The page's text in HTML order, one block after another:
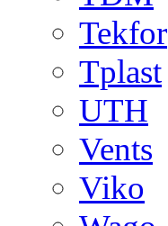
Tekfor
Tplast
UTH
Vents
Viko